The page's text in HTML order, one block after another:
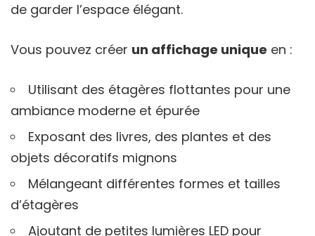
de garder l’espace élégant.
Vous pouvez créer un affichage unique en :
Utilisant des étagères flottantes pour une
ambiance moderne et épurée
Exposant des livres, des plantes et des
objets décoratifs mignons
Mélangeant différentes formes et tailles
d’étagères
Ajoutant de petites lumières LED pour